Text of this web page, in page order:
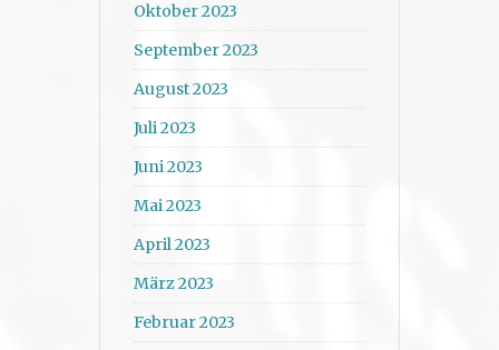
Oktober 2023
September 2023
August 2023
Juli 2023
Juni 2023
Mai 2023
April 2023
März 2023
Februar 2023